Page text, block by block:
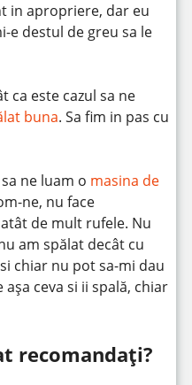
in apropriere, dar eu
e destul de greu sa le
ca este cazul sa ne
buna. Sa fim in pas cu
ne luam o masina de
ne, nu face
de mult rufele. Nu
am spălat decât cu
chiar nu pot sa-mi dau
ceva si ii spală, chiar
recomandați?